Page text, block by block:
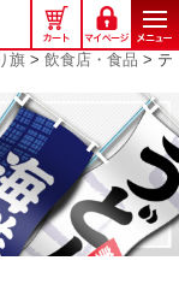
旗 > 飲食店・食品 > テ